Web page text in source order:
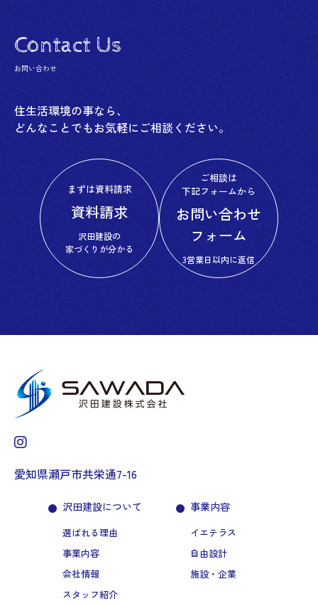
Contact Us
お問い合わせ
住生活環境の事なら、
どんなことでもお気軽にご相談ください。
まずは資料請求
資料請求
沢田建設の
家づくりが分かる
ご相談は
下記フォームから
お問い合わせ
フォーム
3営業日以内に返信
愛知県瀬戸市共栄通7-16
沢田建設について
選ばれる理由
事業内容
会社情報
スタッフ紹介
事業内容
イエテラス
自由設計
施設・企業